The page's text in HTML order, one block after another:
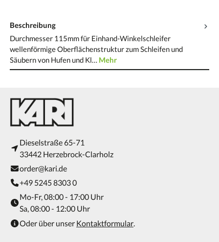
Beschreibung
Durchmesser 115mm für Einhand-Winkelschleifer
wellenförmige Oberflächenstruktur zum Schleifen und
Säubern von Hufen und Kl… Mehr
Dieselstraße 65-71
33442 Herzebrock-Clarholz
order@kari.de
+49 5245 8303 0
Mo-Fr, 08:00 - 17:00 Uhr
Sa, 08:00 - 12:00 Uhr
Oder über unser Kontaktformular.